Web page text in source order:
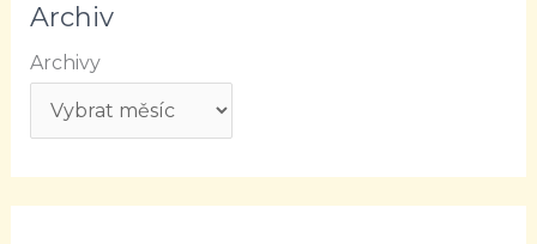
Archiv
Archivy